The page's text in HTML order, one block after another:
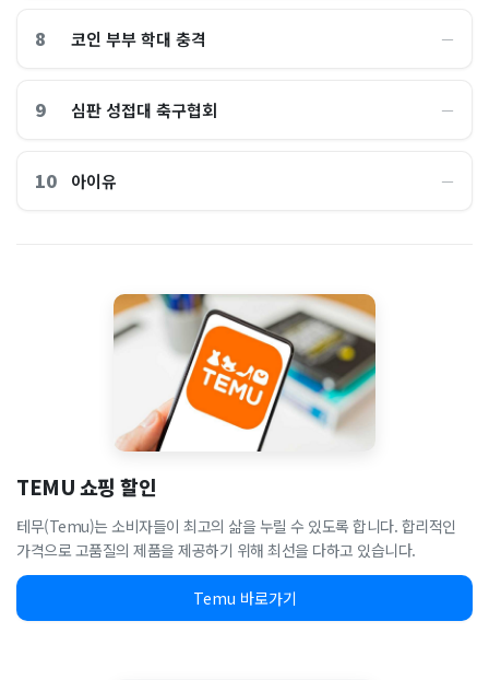
8 코인 부부 학대 충격 ―
9 심판 성접대 축구협회 ―
10 아이유 ―
TEMU 쇼핑 할인
테무(Temu)는 소비자들이 최고의 삶을 누릴 수 있도록 합니다. 합리적인
가격으로 고품질의 제품을 제공하기 위해 최선을 다하고 있습니다.
Temu 바로가기